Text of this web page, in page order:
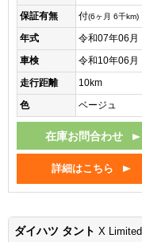
保証有無
付(6ヶ月 6千km)
年式
令和07年06月
車検
令和10年06月
走行距離
10km
色
ベージュ
在庫お問合わせ
詳細はこちら
ダイハツ タント X Limited